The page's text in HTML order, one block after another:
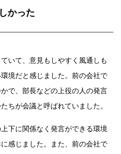
かった
いて、意見もしやすく風通しも
境だと感じました。前の会社で
で、部長などの上役の人の発言
ちが会議と呼ばれていました。
下に関係なく発言ができる環境
感じました。また、前の会社で